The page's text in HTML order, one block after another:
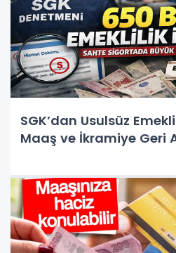
SGK’dan Usulsüz
Maaş ve İkramiye Geri